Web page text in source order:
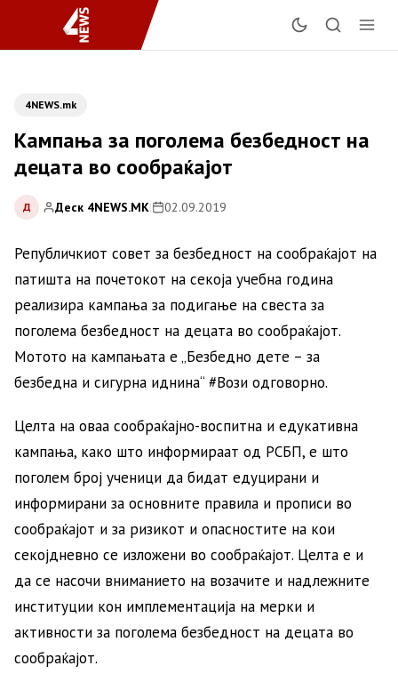
4NEWS.mk
Кампања за поголема безбедност на
децата во сообраќајот
Д Деск 4NEWS.MK| 02.09.2019
Републичкиот совет за безбедност на сообраќајот на
патишта на почетокот на секоја учебна година
реализира кампања за подигање на свеста за
поголема безбедност на децата во сообраќајот.
Мотото на кампањата е „Безбедно дете – за
безбедна и сигурна иднина“ #Вози одговорно.
Целта на оваа сообраќајно-воспитна и едукативна
кампања, како што информираат од РСБП, е што
поголем број ученици да бидат едуцирани и
информирани за основните правила и прописи во
сообраќајот и за ризикот и опасностите на кои
секојдневно се изложени во сообраќајот. Целта е и
да се насочи вниманието на возачите и надлежните
институции кон имплементација на мерки и
активности за поголема безбедност на децата во
сообраќајот.